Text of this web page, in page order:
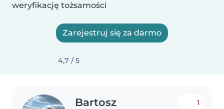
weryfikację tożsamości
Zarejestruj się za darmo
4,7 / 5
Bartosz 1